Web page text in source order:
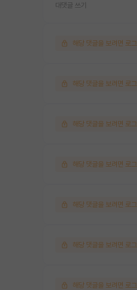
대댓글 쓰기
해당 댓글을 보려면 로
해당 댓글을 보려면 로
해당 댓글을 보려면 로
해당 댓글을 보려면 로
해당 댓글을 보려면 로
해당 댓글을 보려면 로
해당 댓글을 보려면 로